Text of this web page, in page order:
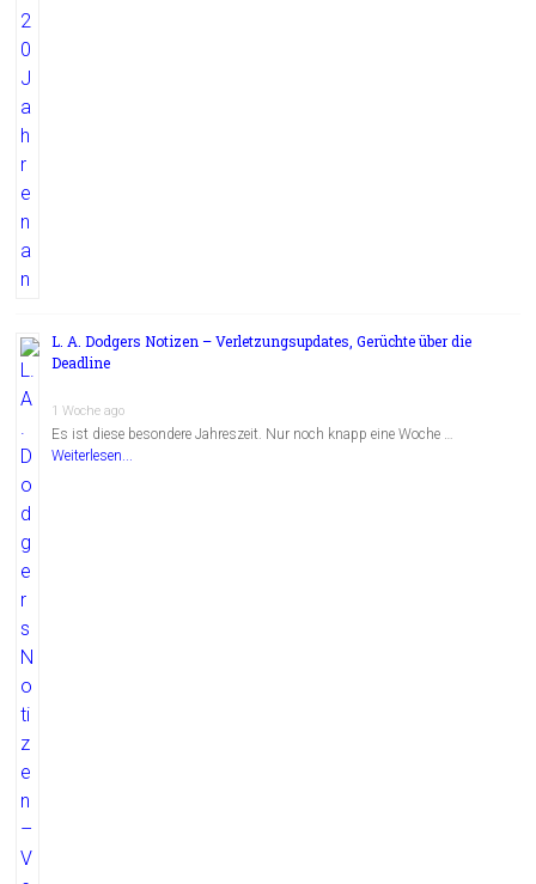
L. A. Dodgers Notizen – Verletzungsupdates, Gerüchte über die
Deadline
1 Woche ago
Es ist diese besondere Jahreszeit. Nur noch knapp eine Woche …
Weiterlesen...